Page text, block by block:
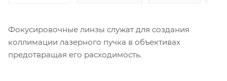
Фокусировочные линзы служат для создания
коллимации лазерного пучка в объективах
предотвращая его расходимость.